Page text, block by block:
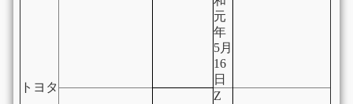
トヨタ
元
年
5月
16
日
Z